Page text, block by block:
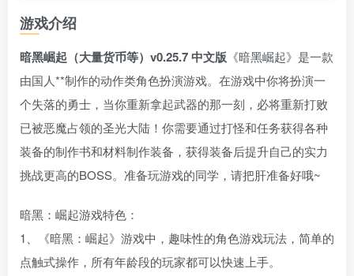
游戏介绍
暗黑崛起（大量货币等）v0.25.7 中文版 《暗黑崛起》是一款
由国人**制作的动作类角色扮演游戏。在游戏中你将扮演一
个失落的勇士，当你重新拿起武器的那一刻，必将重新打败
已被恶魔占领的圣光大陆！你需要通过打怪和任务获得各种
装备的制作书和材料制作装备，获得装备后提升自己的实力
挑战更高的BOSS。准备玩游戏的同学，请把肝准备好哦~
暗黑：崛起游戏特色：
1、《暗黑：崛起》游戏中，趣味性的角色游戏玩法，简单的
点触式操作，所有年龄段的玩家都可以快速上手。